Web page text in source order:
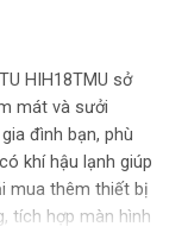
HIH18TMU sở
mát và sưởi
đình bạn, phù
khí hậu lạnh giúp
mua thêm thiết bị
tích hợp màn hình